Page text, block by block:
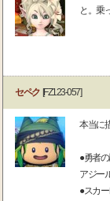
と。乗
セペク[FZ123-057]
本当に
●勇者
アジー
●スカ